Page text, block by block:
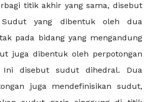
titik akhir yang sama, disebut
yang dibentuk oleh dua
pada bidang yang mengandung
juga dibentuk oleh perpotongan
Ini disebut sudut dihedral. Dua
juga mendefinisikan sudut,